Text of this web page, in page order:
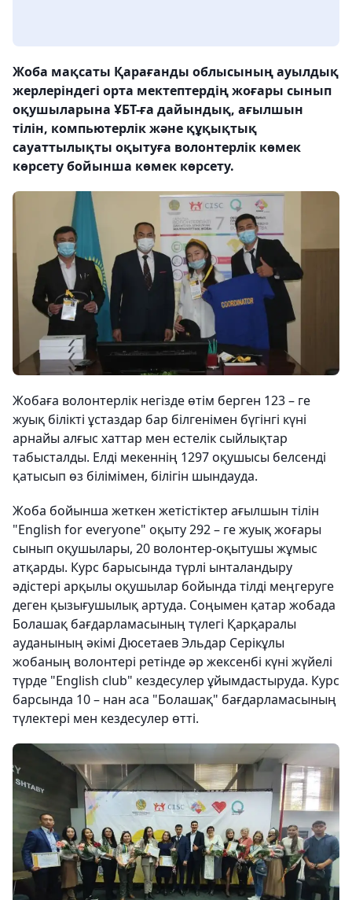
Жоба мақсаты Қарағанды облысының ауылдық
жерлеріндегі орта мектептердің жоғары сынып
оқушыларына ҰБТ-ға дайындық, ағылшын
тілін, компьютерлік және құқықтық
сауаттылықты оқытуға волонтерлік көмек
көрсету бойынша көмек көрсету.
Жобаға волонтерлік негізде өтім берген 123 – ге
жуық білікті ұстаздар бар білгенімен бүгінгі күні
арнайы алғыс хаттар мен естелік сыйлықтар
табысталды. Елді мекеннің 1297 оқушысы белсенді
қатысып өз білімімен, білігін шындауда.
Жоба бойынша жеткен жетістіктер ағылшын тілін
"English for everyone" оқыту 292 – ге жуық жоғары
сынып оқушылары, 20 волонтер-оқытушы жұмыс
атқарды. Курс барысында түрлі ынталандыру
әдістері арқылы оқушылар бойында тілді меңгеруге
деген қызығушылық артуда. Соңымен қатар жобада
Болашақ бағдарламасының түлегі Қарқаралы
ауданының әкімі Дюсетаев Эльдар Серікұлы
жобаның волонтері ретінде әр жексенбі күні жүйелі
түрде "English club" кездесулер ұйымдастыруда. Курс
барсында 10 – нан аса "Болашақ" бағдарламасының
түлектері мен кездесулер өтті.